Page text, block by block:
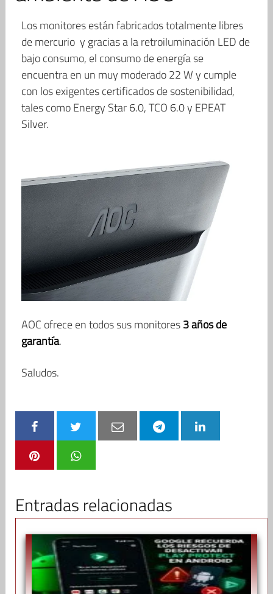
Los monitores están fabricados totalmente libres
de mercurio y gracias a la retroiluminación LED de
bajo consumo, el consumo de energía se
encuentra en un muy moderado 22 W y cumple
con los exigentes certificados de sostenibilidad,
tales como Energy Star 6.0, TCO 6.0 y EPEAT
Silver.
AOC ofrece en todos sus monitores3 años de
garantía.
Saludos.
Entradas relacionadas